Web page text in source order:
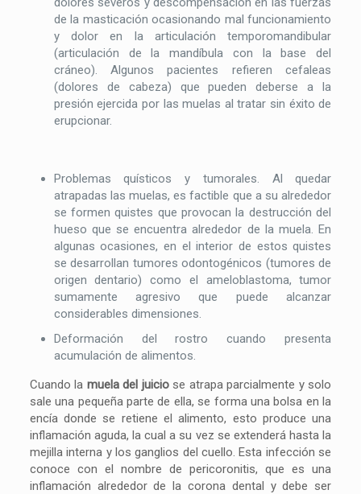
de la masticación ocasionando mal funcionamiento
y dolor en la articulación temporomandibular
(articulación de la mandíbula con la base del
cráneo). Algunos pacientes refieren cefaleas
(dolores de cabeza) que pueden deberse a la
presión ejercida por las muelas al tratar sin éxito de
erupcionar.
Problemas quísticos y tumorales. Al quedar
atrapadas las muelas, es factible que a su alrededor
se formen quistes que provocan la destrucción del
hueso que se encuentra alrededor de la muela. En
algunas ocasiones, en el interior de estos quistes
se desarrollan tumores odontogénicos (tumores de
origen dentario) como el ameloblastoma, tumor
sumamente agresivo que puede alcanzar
considerables dimensiones.
Deformación del rostro cuando presenta
acumulación de alimentos.
Cuando la muela del juiciose atrapa parcialmente y solo
sale una pequeña parte de ella, se forma una bolsa en la
encía donde se retiene el alimento, esto produce una
inflamación aguda, la cual a su vez se extenderá hasta la
mejilla interna y los ganglios del cuello. Esta infección se
conoce con el nombre de pericoronitis, que es una
inflamación alrededor de la corona dental y debe ser